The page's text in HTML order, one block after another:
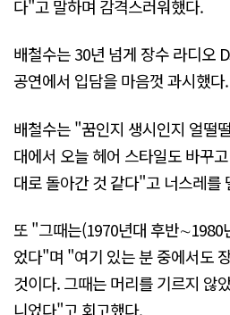
다"고 말하며 감격스러워했다.
배철수는 30년 넘게 장수 라디오
공연에서 입담을 마음껏 과시했다.
배철수는 "꿈인지 생시인지 얼떨
대에서 오늘 헤어 스타일도 바꾸
대로 돌아간 것 같다"고 너스레를
또 "그때는(1970년대 후반∼1980
었다"며 "여기 있는 분 중에서도
것이다. 그때는 머리를 기르지 않
니었다"고 회고했다.